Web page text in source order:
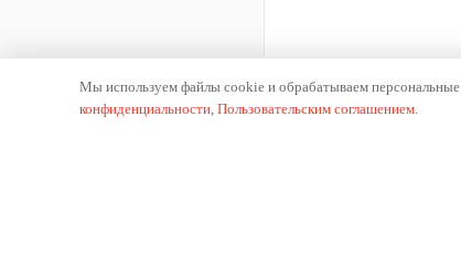
Мы используем файлы cookie и обрабатываем персональные
конфиденциальности, Пользовательским соглашением.